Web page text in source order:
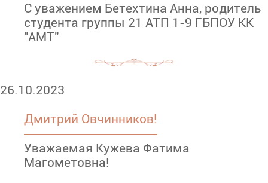
С уважением Бетехтина Анна, родитель
студента группы 21 АТП 1-9 ГБПОУ КК
"АМТ"
26.10.2023
Дмитрий Овчинников!
Уважаемая Кужева Фатима
Магометовна!